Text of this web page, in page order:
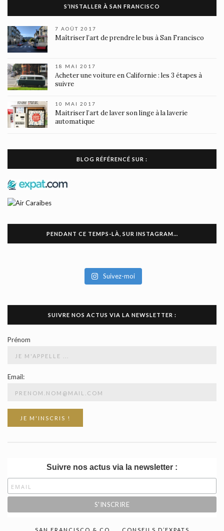
S’INSTALLER À SAN FRANCISCO
7 AOÛT 2017
Maîtriser l’art de prendre le bus à San Francisco
18 MAI 2017
Acheter une voiture en Californie : les 3 étapes à
suivre
10 MAI 2017
Maitriser l’art de laver son linge à la laverie
automatique
BLOG RÉFÉRENCÉ SUR :
PENDANT CE TEMPS-LÀ, SUR INSTAGRAM…
Suivez-moi
SUIVRE NOS ACTUS VIA LA NEWSLETTER :
Prénom
Email:
Suivre nos actus via la newsletter :